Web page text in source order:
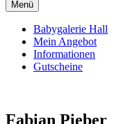
Menü
Babygalerie Hall
Mein Angebot
Informationen
Gutscheine
Fabian Pieber